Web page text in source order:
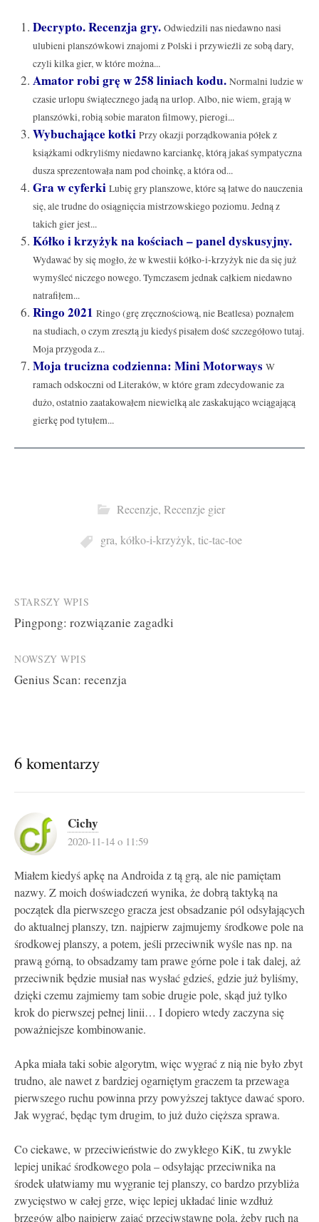
Decrypto. Recenzja gry. Odwiedzili nas niedawno nasi
ulubieni planszówkowi znajomi z Polski i przywieźli ze sobą dary,
czyli kilka gier, w które można...
Amator robi grę w 258 liniach kodu. Normalni ludzie w
czasie urlopu świątecznego jadą na urlop. Albo, nie wiem, grają w
planszówki, robią sobie maraton filmowy, pierogi...
Wybuchające kotki Przy okazji porządkowania półek z
książkami odkryliśmy niedawno karciankę, którą jakaś sympatyczna
dusza sprezentowała nam pod choinkę, a która od...
Gra w cyferki Lubię gry planszowe, które są łatwe do nauczenia
się, ale trudne do osiągnięcia mistrzowskiego poziomu. Jedną z
takich gier jest...
Kółko i krzyżyk na kościach – panel dyskusyjny.
Wydawać by się mogło, że w kwestii kółko-i-krzyżyk nie da się już
wymyśleć niczego nowego. Tymczasem jednak całkiem niedawno
natrafiłem...
Ringo 2021 Ringo (grę zręcznościową, nie Beatlesa) poznałem
na studiach, o czym zresztą ju kiedyś pisałem dość szczegółowo tutaj.
Moja przygoda z...
Moja trucizna codzienna: Mini Motorways W
ramach odskoczni od Literaków, w które gram zdecydowanie za
dużo, ostatnio zaatakowałem niewielką ale zaskakująco wciągającą
gierkę pod tytułem...
Recenzje, Recenzje gier
gra, kółko-i-krzyżyk, tic-tac-toe
Post
navigation
STARSZY WPIS
Pingpong: rozwiązanie zagadki
NOWSZY WPIS
Genius Scan: recenzja
6 komentarzy
Cichy
2020-11-14 o 11:59
Miałem kiedyś apkę na Androida z tą grą, ale nie pamiętam
nazwy. Z moich doświadczeń wynika, że dobrą taktyką na
początek dla pierwszego gracza jest obsadzanie pól odsyłających
do aktualnej planszy, tzn. najpierw zajmujemy środkowe pole na
środkowej planszy, a potem, jeśli przeciwnik wyśle nasnp. na
prawą górną, to obsadzamy tam prawe górne pole i tak dalej, aż
przeciwnik będzie musiał nas wysłać gdzieś, gdzie już byliśmy,
dzięki czemu zajmiemy tam sobie drugie pole, skąd już tylko
krok do pierwszej pełnej linii… I dopiero wtedy zaczyna się
poważniejsze kombinowanie.
Apka miała taki sobie algorytm, więc wygrać z nią nie było zbyt
trudno, ale nawet z bardziej ogarniętym graczem ta przewaga
pierwszego ruchu powinna przy powyższej taktyce dawać sporo.
Jak wygrać, będąc tym drugim, to już dużo cięższa sprawa.
Co ciekawe, w przeciwieństwie do zwykłego KiK, tu zwykle
lepiej unikać środkowego pola – odsyłając przeciwnika na
środek ułatwiamy mu wygranie tej planszy, co bardzo przybliża
zwycięstwo w całej grze, więc lepiej układać linie wzdłuż
brzegów albo najpierw zająć przeciwstawne pola, żeby ruch na